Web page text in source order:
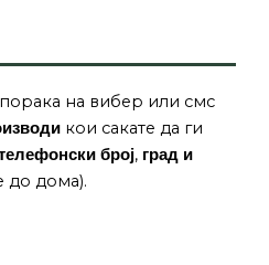
на вибер или смс
кои сакате да ги
број, град и
до дома).